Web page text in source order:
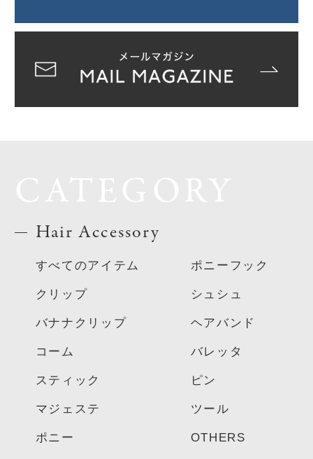
Hair Accessory
すべてのアイテム
クリップ
バナナクリップ
コーム
スティック
マジェステ
ポニー
ポニーフック
シュシュ
ヘアバンド
バレッタ
ピン
ツール
OTHERS